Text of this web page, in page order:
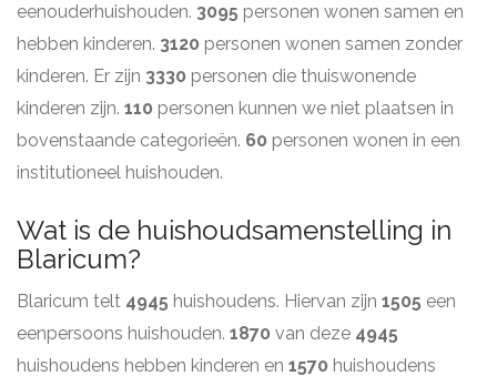
eenouderhuishouden. 3095 personen wonen samen en
hebben kinderen. 3120 personen wonen samen zonder
kinderen. Er zijn 3330 personen die thuiswonende
kinderen zijn. 110 personen kunnen we niet plaatsen in
bovenstaande categorieën. 60 personen wonen in een
institutioneel huishouden.
Wat is de huishoudsamenstelling in
Blaricum?
Blaricum telt 4945 huishoudens. Hiervan zijn 1505 een
eenpersoons huishouden. 1870 van deze 4945
huishoudens hebben kinderen en 1570 huishoudens